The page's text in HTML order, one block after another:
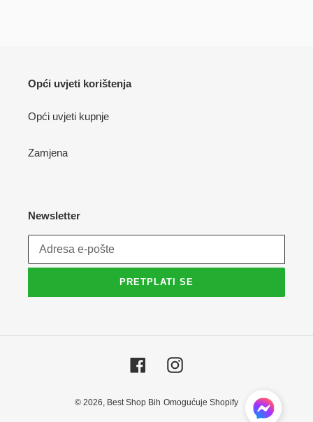
Opći uvjeti korištenja
Opći uvjeti kupnje
Zamjena
Newsletter
PRETPLATI SE
FacebookInstagram
© 2026, Best Shop Bih Omogućuje Shopify